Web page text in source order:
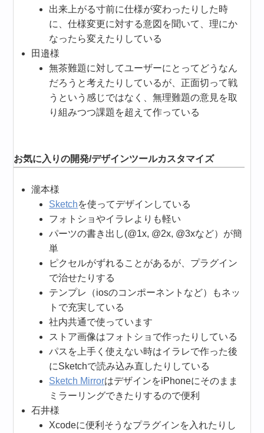
出来上がる寸前に仕様が変わったりした時
に、仕様変更に対する意図を聞いて、理にか
なったら変えたりしている
田邉様
無茶難題に対してユーザーにとってどうなん
だろうと考えたりしているが、正面切って戦
うという感じではなく、無理難題の意見を取
り組みつつ課題を超えて作っている
お気に入りの開発/デザインツールカスタマイズ
瀧本様
Sketchを使ってデザインしている
フォトショやイラレよりも軽い
パーツの書き出し(@1x, @2x, @3xなど）が簡
単
ピクセルがずれることがあるが、プラグイン
で治せたりする
テンプレ（iosのコンポーネントなど）もネッ
トで充実している
社内共通で使っています
ストア画像はフォトショで作ったりしている
パスを上手く使えない時はイラレで作った後
にSketchで読み込み直したりしている
Sketch MirrorはデザインをiPhoneにそのまま
ミラーリングできたりするので便利
石井様
Xcodeに便利そうなプラグインを入れたりし